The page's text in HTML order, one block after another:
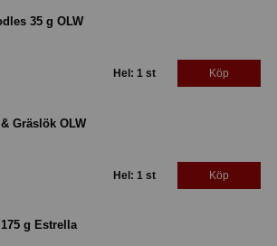
35 g OLW
Hel: 1 st Köp
Gräslök OLW
Hel: 1 st Köp
g Estrella